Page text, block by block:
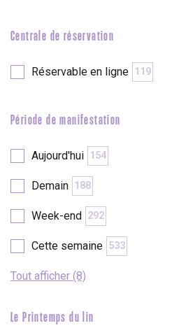
Duclair
Centrale de réservation
Réservable en ligne 119
Période de manifestation
Aujourd'hui 154
Demain 188
Week-end 292
Cette semaine 533
Tout afficher (8)
Le Printemps du lin